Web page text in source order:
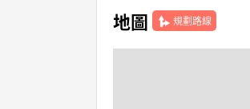
地圖 規劃路線